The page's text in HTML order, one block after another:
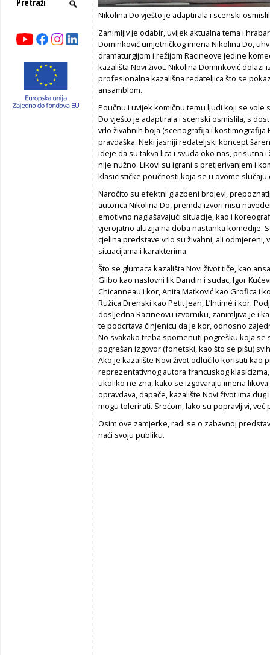
Nikolina Do vješto je adaptirala i scenski
Zanimljiv je odabir, uvijek aktualna tema i
Dominković umjetničkog imena Nikolina Do,
dramaturgijom i režijom Racineove jedine
kazališta Novi život. Nikolina Dominković dolazi
profesionalna kazališna redateljica što se
ansamblom.
Poučnu i uvijek komičnu temu ljudi koji se vole
Do vješto je adaptirala i scenski osmislila, s
vrlo živahnih boja (scenografija i kostimografija
pravdaška. Neki jasniji redateljski koncept
ideje da su takva lica i svuda oko nas, prisutna
nije nužno. Likovi su igrani s pretjerivanjem i
klasicističke poučnosti koja se u ovome
Naročito su efektni glazbeni brojevi,
autorica Nikolina Do, premda izvori nisu
emotivno naglašavajući situacije, kao i
vjerojatno aluzija na doba nastanka komedije.
cjelina predstave vrlo su živahni, ali odmjereni,
situacijama i karakterima.
Što se glumaca kazališta Novi život tiče, kao
Glibo kao naslovni lik Dandin i sudac, Igor
Chicanneau i kor, Anita Matković kao Grofica i
Ružica Drenski kao Petit Jean, L’Intimé i kor.
dosljedna Racineovu izvorniku, zanimljiva je i
te podcrtava činjenicu da je kor, odnosno
No svakako treba spomenuti pogrešku koja se
pogrešan izgovor (fonetski, kao što se pišu)
Ako je kazalište Novi život odlučilo koristiti kao
reprezentativnog autora francuskog
ukoliko ne zna, kako se izgovaraju imena
opravdava, dapače, kazalište Novi život ima
mogu tolerirati. Srećom, lako su popravljivi,
Osim ove zamjerke, radi se o zabavnoj
naći svoju publiku.